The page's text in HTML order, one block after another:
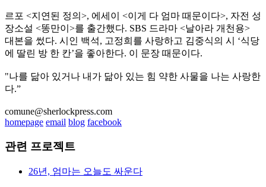
르포 <지연된 정의>, 에세이 <이게 다 엄마 때문이다>, 자전 성
장소설 <똥만이>를 출간했다. SBS 드라마 <날아라 개천용>
대본을 썼다. 시인 백석, 고정희를 사랑하고 김중식의 시 ‘식당
에 딸린 방 한 칸’을 좋아한다. 이 문장 때문이다.
"나를 닮아 있거나 내가 닮아 있는 힘 약한 사물을 나는 사랑한
다.”
comune@sherlockpress.com
homepage email blog facebook
관련 프로젝트
26년, 엄마는 오늘도 싸운다